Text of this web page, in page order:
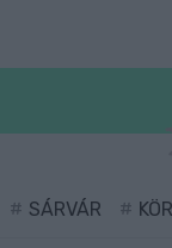
SÁRVÁR